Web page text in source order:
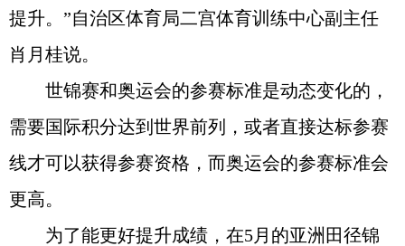
提升。”自治区体育局二宫体育训练中心副主任
肖月桂说。
世锦赛和奥运会的参赛标准是动态变化的，
需要国际积分达到世界前列，或者直接达标参赛
线才可以获得参赛资格，而奥运会的参赛标准会
更高。
为了能更好提升成绩，在5月的亚洲田径锦